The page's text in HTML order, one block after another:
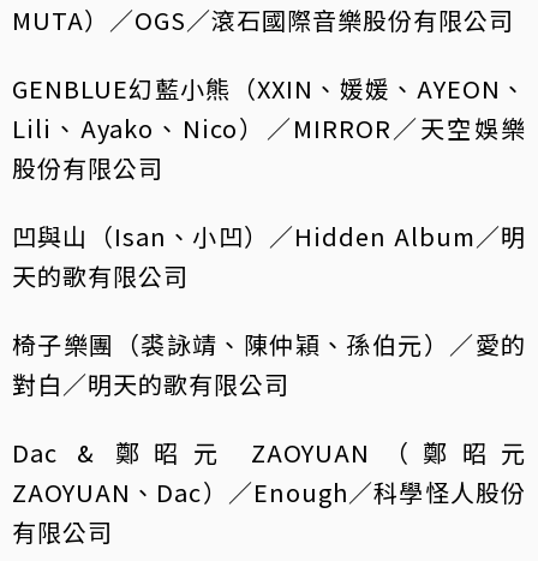
MUTA）／OGS／滾石國際音樂股份有限公司
GENBLUE幻藍小熊（XXIN、媛媛、AYEON、
Lili、Ayako、Nico）／MIRROR／天空娛樂
股份有限公司
凹與山（Isan、小凹）／Hidden Album／明
天的歌有限公司
椅子樂團（裘詠靖、陳仲穎、孫伯元）／愛的
對白／明天的歌有限公司
Dac & 鄭昭元 ZAOYUAN（鄭昭元
ZAOYUAN、Dac）／Enough／科學怪人股份
有限公司